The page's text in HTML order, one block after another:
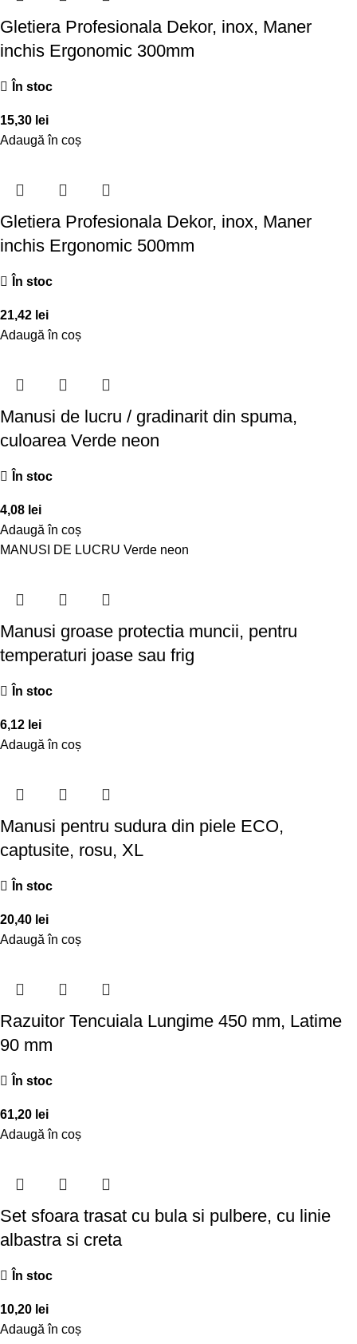
Gletiera Profesionala Dekor, inox, Maner
inchis Ergonomic 300mm
În stoc
15,30 lei
Adaugă în coș
Gletiera Profesionala Dekor, inox, Maner
inchis Ergonomic 500mm
În stoc
21,42 lei
Adaugă în coș
Manusi de lucru / gradinarit din spuma,
culoarea Verde neon
În stoc
4,08 lei
Adaugă în coș
MANUSI DE LUCRU Verde neon
Manusi groase protectia muncii, pentru
temperaturi joase sau frig
În stoc
6,12 lei
Adaugă în coș
Manusi pentru sudura din piele ECO,
captusite, rosu, XL
În stoc
20,40 lei
Adaugă în coș
Razuitor Tencuiala Lungime 450 mm, Latime
90 mm
În stoc
61,20 lei
Adaugă în coș
Set sfoara trasat cu bula si pulbere, cu linie
albastra si creta
În stoc
10,20 lei
Adaugă în coș